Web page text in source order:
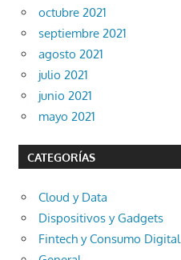
octubre 2021
septiembre 2021
agosto 2021
julio 2021
junio 2021
mayo 2021
CATEGORÍAS
Cloud y Data
Dispositivos y Gadgets
Fintech y Consumo Digital